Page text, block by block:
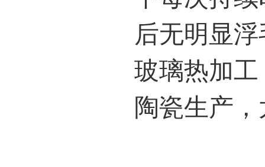
后无明显
玻璃热加
陶瓷生产